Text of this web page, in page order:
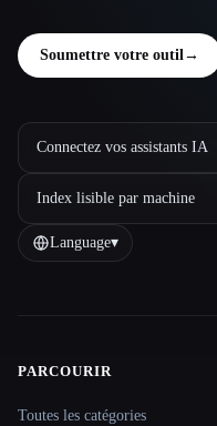
Soumettre votre outil→
Connectez vos assistants IA
Index lisible par machine
Language▾
Site navigation
PARCOURIR
Toutes les catégories